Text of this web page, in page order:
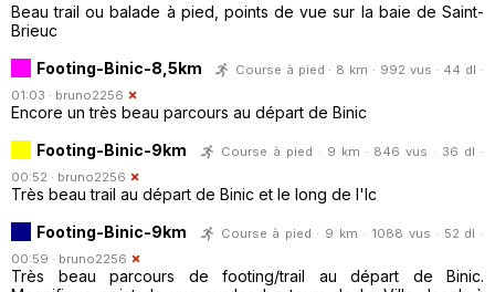
Beau trail ou balade à pied, points de vue sur la baie de Saint-
Brieuc
Footing-Binic-8,5km
Course à pied · 8 km · 992 vus · 44 dl ·
01:03 · bruno2256
Encore un très beau parcours au départ de Binic
Footing-Binic-9km
Course à pied · 9 km · 846 vus · 36 dl ·
00:52 · bruno2256
Très beau trail au départ de Binic et le long de l'Ic
Footing-Binic-9km
Course à pied · 9 km · 1088 vus · 52 dl ·
00:59 · bruno2256
Très beau parcours de footing/trail au départ de Binic.